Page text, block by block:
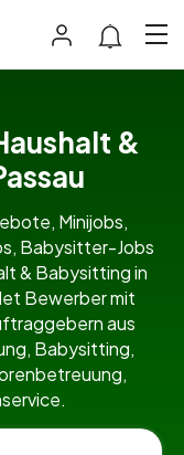
&
Minijobs,
Babysitter-Jobs
& Babysitting in
Bewerber mit
aus
Babysitting,